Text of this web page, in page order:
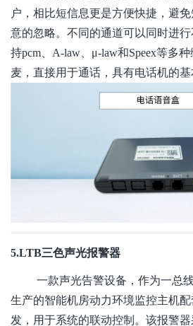
户，相比短信息更是方便快捷，避
意的忽略。不同的通道可以同时进
持pcm、A-law、μ-law和Speex等多
麦，直接用于通话，具有电话机的基
5.LTB三色声光报警器
一款声光告警设备，作为一总
生产的智能机房动力环境监控主机
发，用于系统的联动控制。该报警